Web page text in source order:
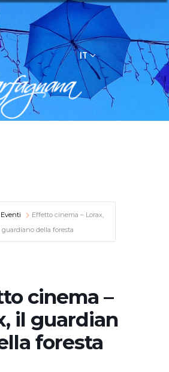
IT
Eventi
Effetto cinema – Lorax,
guardiano della foresta
cinema –
il guardian
foresta